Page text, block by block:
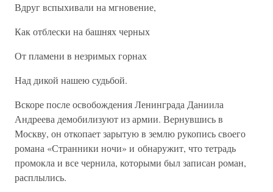
Вдруг вспыхивали на мгновение,
Как отблески на башнях черных
От пламени в незримых горнах
Над дикой нашею судьбой.
Вскоре после освобождения Ленинграда Даниила
Андреева демобилизуют из армии. Вернувшись в
Москву, он откопает зарытую в землю рукопись своего
романа «Странники ночи» и обнаружит, что тетрадь
промокла и все чернила, которыми был записан роман,
расплылись.